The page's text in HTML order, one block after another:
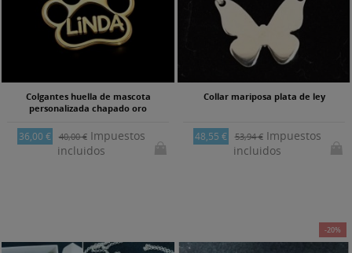
Colgantes huella de mascota
personalizada chapado oro
36,00 € 40,00 €Impuestos
incluidos
Collar mariposa plata de ley
48,55 € 53,94 €Impuestos
incluidos
-20%